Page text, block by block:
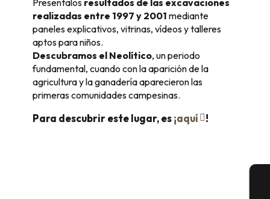
Presentalos resultados de las excavaciones
realizadas entre 1997 y 2001 mediante
paneles explicativos, vitrinas, vídeos y talleres
aptos para niños.
Descubramos el Neolítico, un periodo
fundamental, cuando con la aparición de la
agricultura y la ganadería aparecieron las
primeras comunidades campesinas.
Para descubrir este lugar, es¡aquí !